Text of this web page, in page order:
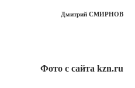
Дмитрий СМИРНОВ
Фото с сайта kzn.ru